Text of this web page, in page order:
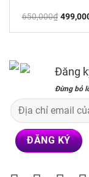
650,000₫ Giá
gốc
Đăng
Đừng bỏ